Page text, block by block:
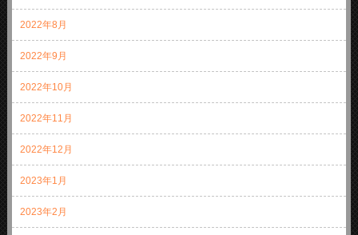
2022年8月
2022年9月
2022年10月
2022年11月
2022年12月
2023年1月
2023年2月